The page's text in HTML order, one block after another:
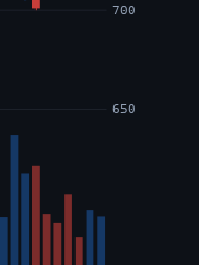
650
700